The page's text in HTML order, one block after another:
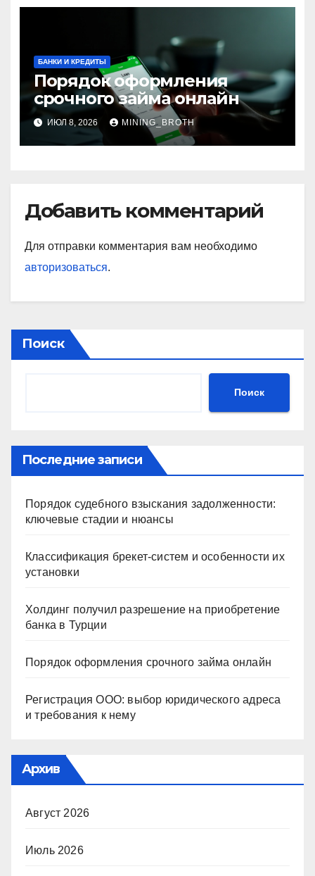
БАНКИ И КРЕДИТЫ
Порядок оформления
срочного займа онлайн
ИЮЛ 8, 2026 MINING_BROTH
Добавить комментарий
Для отправки комментария вам необходимо
авторизоваться.
Поиск
Поиск
Последние записи
Порядок судебного взыскания задолженности:
ключевые стадии и нюансы
Классификация брекет-систем и особенности их
установки
Холдинг получил разрешение на приобретение
банка в Турции
Порядок оформления срочного займа онлайн
Регистрация ООО: выбор юридического адреса
и требования к нему
Архив
Август 2026
Июль 2026